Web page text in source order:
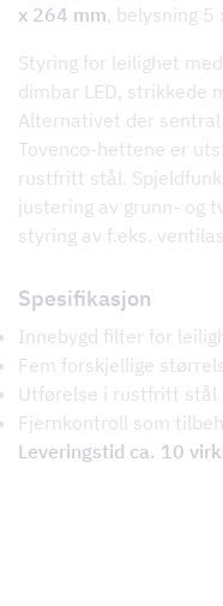
x 264 mm, belysning 5
Styring for leilighet
dimbar LED, strikkede
Alternativet der
Tovenco-hettene er
rustfritt stål.
justering av grunn- og
styring av f.eks.
Spesifikasjon
Innebygd filter for
Fem forskjellige
Utførelse i rustfritt stål
Fjernkontroll som
Leveringstid ca. 10